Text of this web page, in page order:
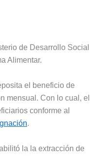
de Desarrollo Social
Alimentar.
el beneficio de
mensual. Con lo cual, el
conforme al
.
la la extracción de